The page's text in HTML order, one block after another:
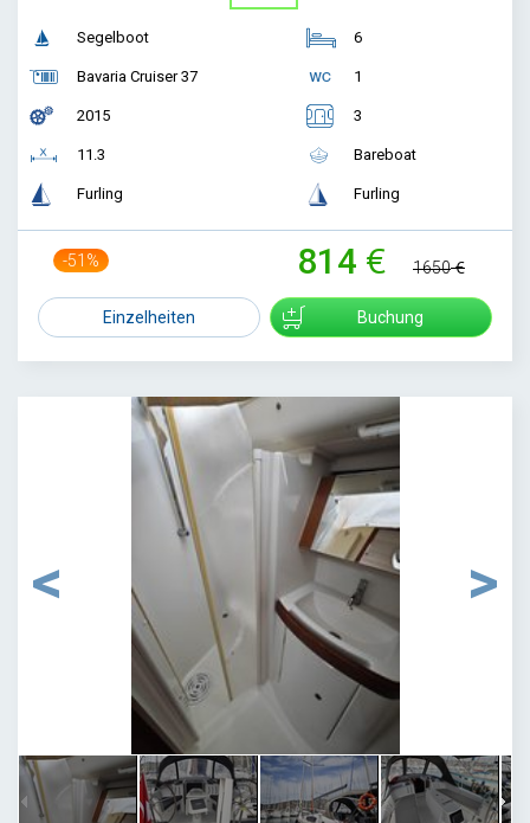
Segelboot
Bavaria Cruiser 37
2015
11.3
Furling
6
1
3
Bareboat
Furling
-51% 814 1650
Einzelheiten Buchung